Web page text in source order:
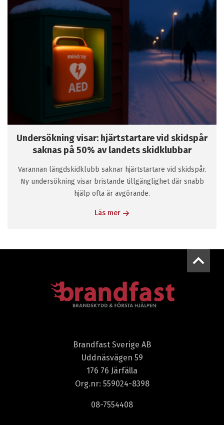
Undersökning visar: hjärtstartare vid skidspår
saknas på 50% av landets skidklubbar
Varannan längdskidklubb saknar hjärtstartare vid skidspår.
Ny undersökning visar bristande tillgänglighet där snabb
hjälp ofta är avgörande.
Läs mer
Brandfast Sverige AB
Uddnäsvägen 59
176 76 Järfälla
Org.nr: 559024-8398
08-7554408